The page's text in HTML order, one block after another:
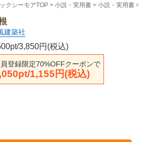
クシーモアTOP 小説・実用書 小説・実用書
建築社
3,850円(税込)
登録限定70%OFFクーポンで
1,155円(税込)